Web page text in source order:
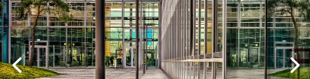
Réservez en 1 clic